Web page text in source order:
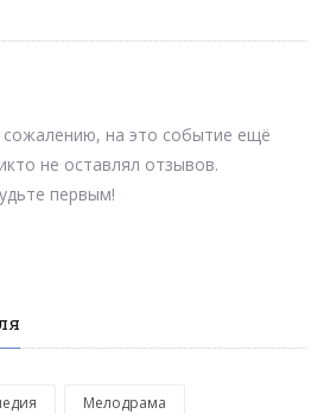
сожалению, на это событие ещё
не оставлял отзывов.
первым!
Мелодрама